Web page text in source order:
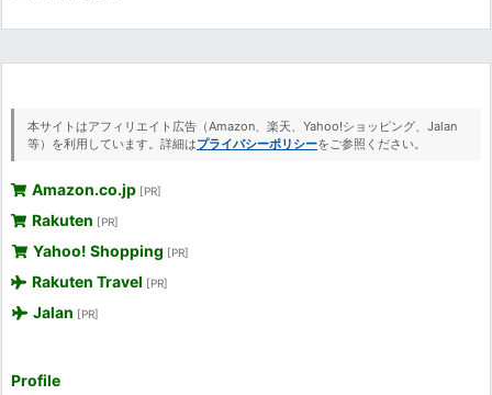
本サイトはアフィリエイト広告（Amazon、楽天、Yahoo!ショッピング、Jalan
等）を利用しています。詳細はプライバシーポリシーをご参照ください。
Amazon.co.jp [PR]
Rakuten [PR]
Yahoo! Shopping [PR]
Rakuten Travel [PR]
Jalan [PR]
Profile